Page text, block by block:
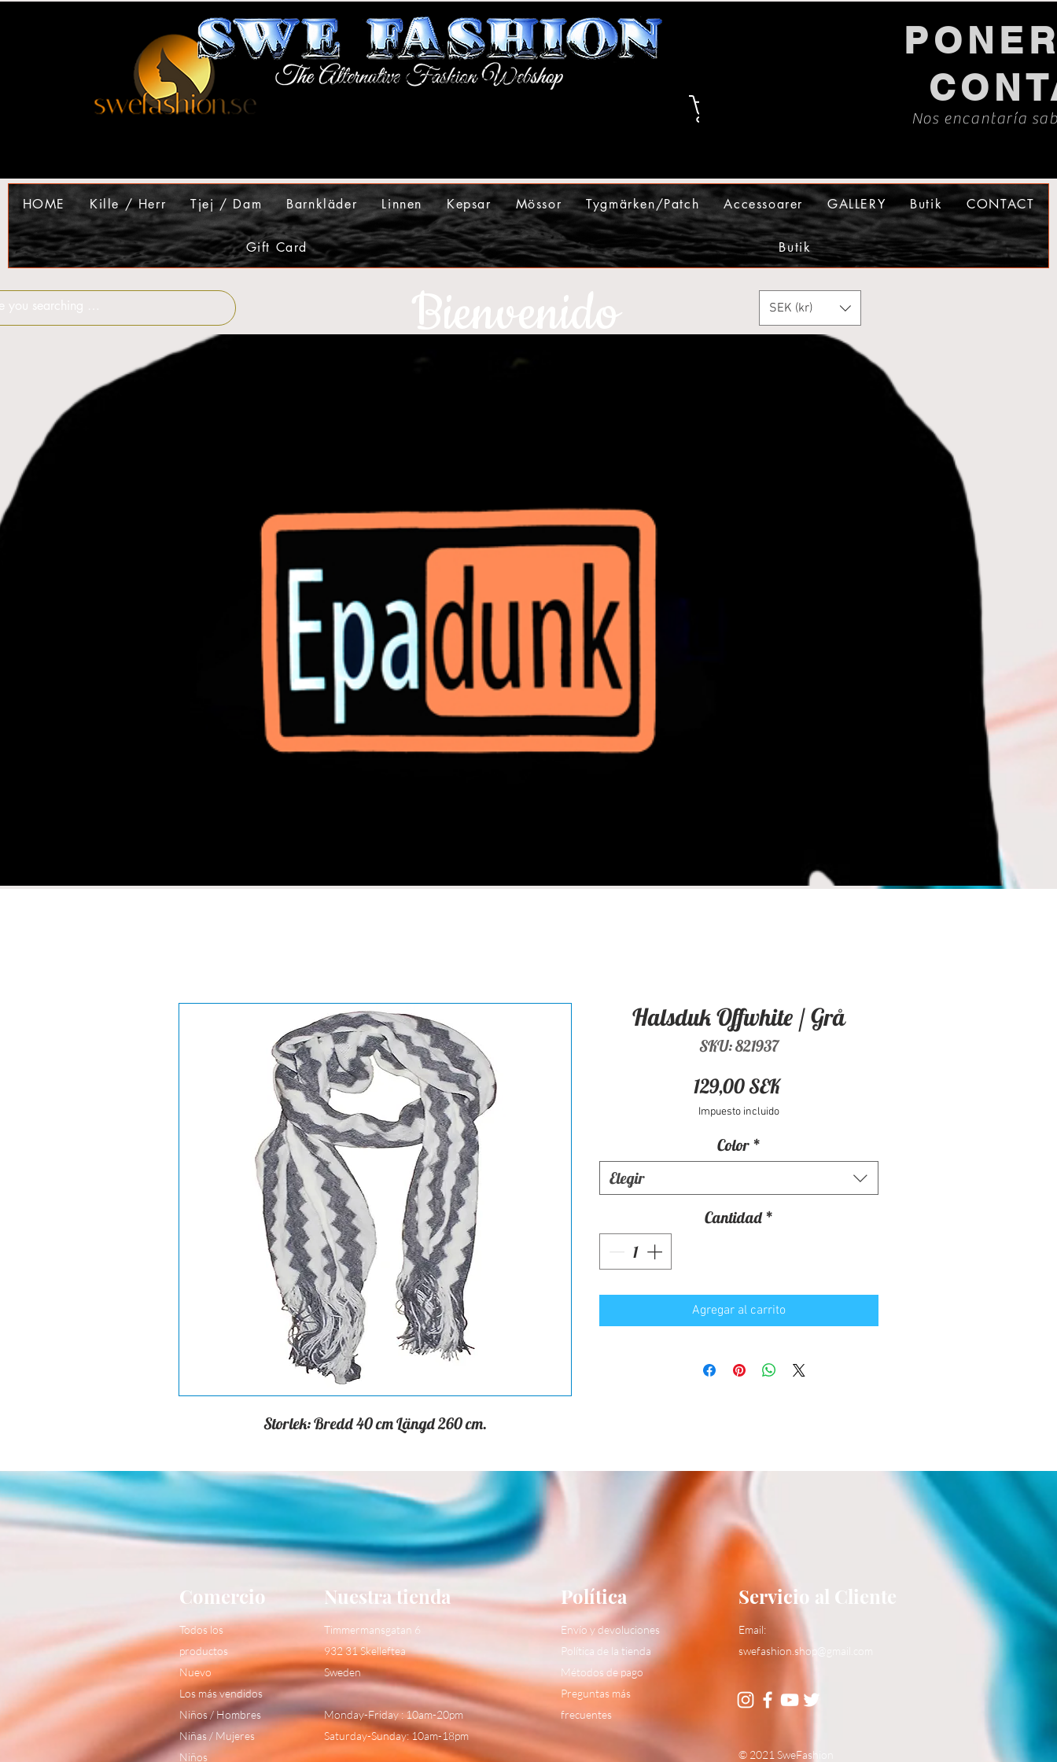
Nos encantaría
HOME Kille / Herr Tjej / Dam Barnkläder Linnen Kepsar Mössor Tygmärken/Patch Accessoarer GALLERY Butik CONTACT
Gift Card Butik
Bienvenido SEK (kr)
Storlek: Bredd 40 cm Längd 260 cm.
Halsduk Offwhite / Grå
SKU: 821937
129,00 SEKPrecio
Impuesto incluido
Color *
Elegir
Cantidad *
Agregar al carrito
Comercio
Todos los
productos
Nuevo
Los más vendidos
Niños / Hombres
Niñas / Mujeres
Niños
Nuestra tienda
Timmermansgatan 6
932 31 Skelleftea
Sweden
Monday-Friday : 10am-20pm
Saturday-Sunday: 10am-18pm
Política
Envío y devoluciones
Política de la tienda
Métodos de pago
Preguntas más
frecuentes
Servicio al Cliente
Email:
swefashion.shop@gmail.com
© 2021 SweFashion